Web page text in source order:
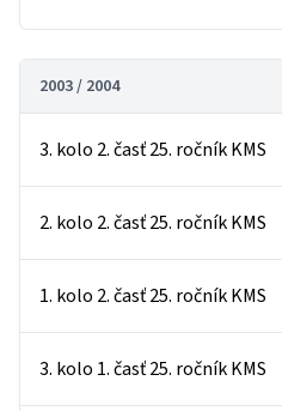
2003 / 2004
3. kolo 2. časť 25. ročník KMS
2. kolo 2. časť 25. ročník KMS
1. kolo 2. časť 25. ročník KMS
3. kolo 1. časť 25. ročník KMS